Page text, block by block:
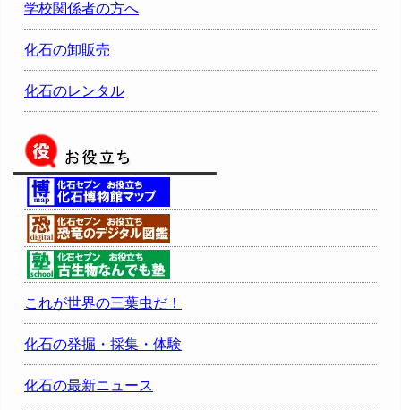
学校関係者の方へ
化石の卸販売
化石のレンタル
これが世界の三葉虫だ！
化石の発掘・採集・体験
化石の最新ニュース